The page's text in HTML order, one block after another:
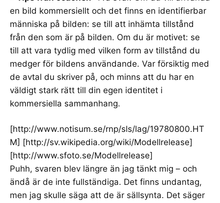
en bild kommersiellt och det finns en identifierbar
människa på bilden: se till att inhämta tillstånd
från den som är på bilden. Om du är motivet: se
till att vara tydlig med vilken form av tillstånd du
medger för bildens användande. Var försiktig med
de avtal du skriver på, och minns att du har en
väldigt stark rätt till din egen identitet i
kommersiella sammanhang.
[http://www.notisum.se/rnp/sls/lag/19780800.HT
M] [http://sv.wikipedia.org/wiki/Modellrelease]
[http://www.sfoto.se/Modellrelease]
Puhh, svaren blev längre än jag tänkt mig – och
ändå är de inte fullständiga. Det finns undantag,
men jag skulle säga att de är sällsynta. Det säger